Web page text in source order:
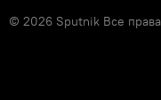
© 2026 Sputnik Все